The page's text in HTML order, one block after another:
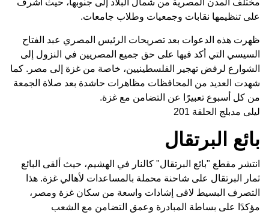
مختلف المدن المصرية من شمال البلاد إلى جنوبها، حيث أشرف
على تنظيمها نقابات وجمعيات وطلاب جامعات.
ظهرت هذه الدعوات بعد تصريحات الرئيس المصري عبد الفتاح
السيسي التي أكد فيها على حق جميع المصريين في النزول إلى
الشوارع لرفض تهجير الفلسطينيين، خاصة من غزة إلى مصر. كما
شهدت العديد من المحافظات مظاهرات حاشدة بعد صلاة الجمعة
من كل أسبوع تعبيرًا عن التضامن مع غزة.
ليلى مدبلج الحلقة 201
بائع البرتقال
انتشر مقطع "بائع البرتقال" كالنار في الهشيم، حيث ألقى البائع
ثمار البرتقال على شاحنة محملة بالمساعدات لأهالي غزة. هذا
التصرف البسيط لاقى إشادات واسعة من سكان غزة ومصر،
مؤكدًا على بساطة المبادرة وعمق التضامن مع الشعب